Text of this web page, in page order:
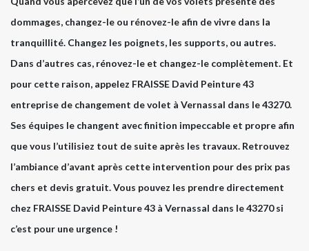
dommages, changez-le ou rénovez-le afin de vivre dans la
tranquillité. Changez les poignets, les supports, ou autres.
Dans d’autres cas, rénovez-le et changez-le complètement. Et
pour cette raison, appelez FRAISSE David Peinture 43
entreprise de changement de volet à Vernassal dans le 43270.
Ses équipes le changent avec finition impeccable et propre afin
que vous l’utilisiez tout de suite après les travaux. Retrouvez
l’ambiance d’avant après cette intervention pour des prix pas
chers et devis gratuit. Vous pouvez les prendre directement
chez FRAISSE David Peinture 43 à Vernassal dans le 43270 si
c’est pour une urgence !